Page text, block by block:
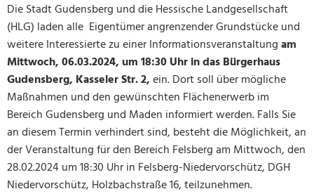
Die Stadt Gudensberg und die Hessische Landgesellschaft
(HLG) laden alle Eigentümer angrenzender Grundstücke und
weitere Interessierte zu einer Informationsveranstaltungam
Mittwoch, 06.03.2024, um 18:30 Uhr in das Bürgerhaus
Gudensberg, Kasseler Str. 2,ein. Dort soll über mögliche
Maßnahmen und den gewünschten Flächenerwerb im
Bereich Gudensberg und Maden informiert werden. Falls Sie
an diesem Termin verhindert sind, besteht die Möglichkeit, an
der Veranstaltung für den Bereich Felsberg am Mittwoch, den
28.02.2024 um 18:30 Uhr in Felsberg-Niedervorschütz, DGH
Niedervorschütz, Holzbachstraße 16, teilzunehmen.